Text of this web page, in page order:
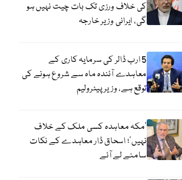
کی خلاف ورزی تک بات چیت نہیں ہو
گی، ایرانی وزیر خارجہ
5 ارب ڈالر کی سرمایہ کاری کے
معاہدے آئندہ ماہ سے شروع ہونے کی
توقع ہے، وزیر پیٹرولیم
‘مکہ معاہدہ کسی ملک کے خلاف
نہیں’؛ اسحاق ڈار معاہدے کے نکات
سامنے لے آئے